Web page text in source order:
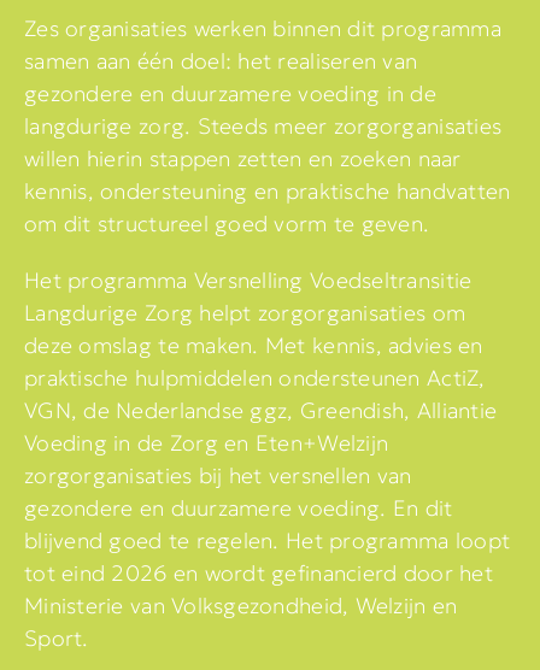
Zes organisaties werken binnen dit programma
samen aan één doel: het realiseren van
gezondere en duurzamere voeding in de
langdurige zorg. Steeds meer zorgorganisaties
willen hierin stappen zetten en zoeken naar
kennis, ondersteuning en praktische handvatten
om dit structureel goed vorm te geven.
Het programma Versnelling Voedseltransitie
Langdurige Zorg helpt zorgorganisaties om
deze omslag te maken. Met kennis, advies en
praktische hulpmiddelen ondersteunen ActiZ,
VGN, de Nederlandse ggz, Greendish, Alliantie
Voeding in de Zorg en Eten+Welzijn
zorgorganisaties bij het versnellen van
gezondere en duurzamere voeding. En dit
blijvend goed te regelen. Het programma loopt
tot eind 2026 en wordt gefinancierd door het
Ministerie van Volksgezondheid, Welzijn en
Sport.